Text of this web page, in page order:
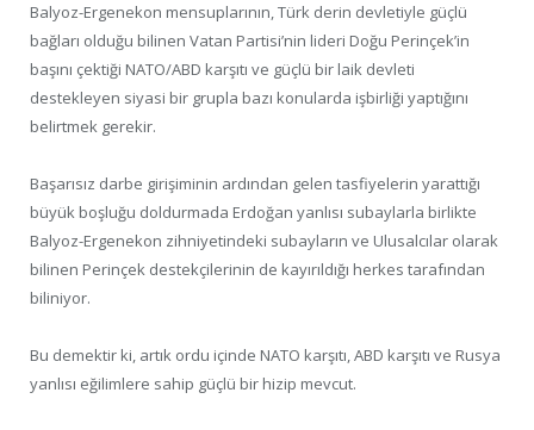
Balyoz-Ergenekon mensuplarının, Türk derin devletiyle güçlü
bağları olduğu bilinen Vatan Partisi’nin lideri Doğu Perinçek’in
başını çektiği NATO/ABD karşıtı ve güçlü bir laik devleti
destekleyen siyasi bir grupla bazı konularda işbirliği yaptığını
belirtmek gerekir.
Başarısız darbe girişiminin ardından gelen tasfiyelerin yarattığı
büyük boşluğu doldurmada Erdoğan yanlısı subaylarla birlikte
Balyoz-Ergenekon zihniyetindeki subayların ve Ulusalcılar olarak
bilinen Perinçek destekçilerinin de kayırıldığı herkes tarafından
biliniyor.
Bu demektir ki, artık ordu içinde NATO karşıtı, ABD karşıtı ve Rusya
yanlısı eğilimlere sahip güçlü bir hizip mevcut.